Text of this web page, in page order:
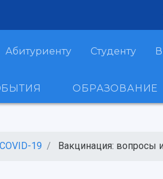
Абитуриенту Студенту
ОБРАЗОВАНИЕ
19 Вакцинация: вопросы